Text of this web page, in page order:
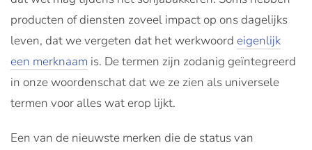
producten of diensten zoveel impact op ons dagelijks
leven, dat we vergeten dat het werkwoord eigenlijk
een merknaam is. De termen zijn zodanig geïntegreerd
in onze woordenschat dat we ze zien als universele
termen voor alles wat erop lijkt.
Een van de nieuwste merken die de status van